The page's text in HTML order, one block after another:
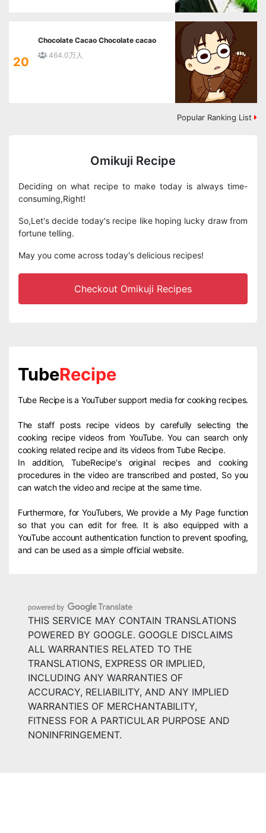
20
Chocolate Cacao Chocolate cacao
464.0万人
Popular Ranking List
Omikuji Recipe
Deciding on what recipe to make today is always time-
consuming,Right!
So,Let's decide today's recipe like hoping lucky draw from
fortune telling.
May you come across today's delicious recipes!
Checkout Omikuji Recipes
TubeRecipe
Tube Recipe is a YouTuber support media for cooking recipes.
The staff posts recipe videos by carefully selecting the
cooking recipe videos from YouTube. You can search only
cooking related recipe and its videos from Tube Recipe.
In addition, TubeRecipe's original recipes and cooking
procedures in the video are transcribed and posted, So you
can watch the video and recipe at the same time.
Furthermore, for YouTubers, We provide a My Page function
so that you can edit for free. It is also equipped with a
YouTube account authentication function to prevent spoofing,
and can be used as a simple official website.
THIS SERVICE MAY CONTAIN TRANSLATIONS
POWERED BY GOOGLE. GOOGLE DISCLAIMS
ALL WARRANTIES RELATED TO THE
TRANSLATIONS, EXPRESS OR IMPLIED,
INCLUDING ANY WARRANTIES OF
ACCURACY, RELIABILITY, AND ANY IMPLIED
WARRANTIES OF MERCHANTABILITY,
FITNESS FOR A PARTICULAR PURPOSE AND
NONINFRINGEMENT.